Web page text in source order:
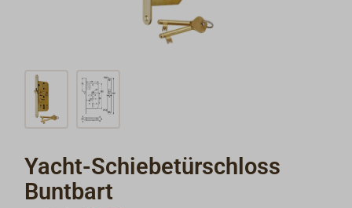
Yacht-Schiebetürschloss
Buntbart